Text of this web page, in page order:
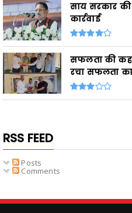
साय सरकार की
कार्रवाई
सफलता की
रचा सफलता का
RSS FEED
Posts
Comments